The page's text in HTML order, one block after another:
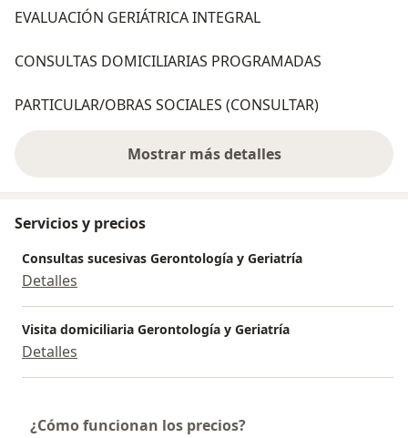
EVALUACIÓN GERIÁTRICA INTEGRAL
CONSULTAS DOMICILIARIAS PROGRAMADAS
PARTICULAR/OBRAS SOCIALES (CONSULTAR)
Mostrar más detalles
sobre la experiencia
Servicios y precios
Consultas sucesivas Gerontología y Geriatría
Detalles
Visita domiciliaria Gerontología y Geriatría
Detalles
¿Cómo funcionan los precios?